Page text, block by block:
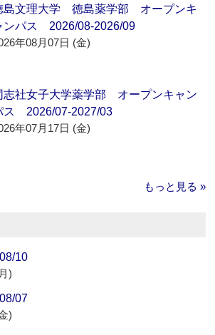
島文理大学 徳島薬学部 オープンキ
ンパス 2026/08-2026/09
年08月07日 (金)
志社女子大学薬学部 オープンキャン
ス 2026/07-2027/03
年07月17日 (金)
もっと見る »
10
)
07
)